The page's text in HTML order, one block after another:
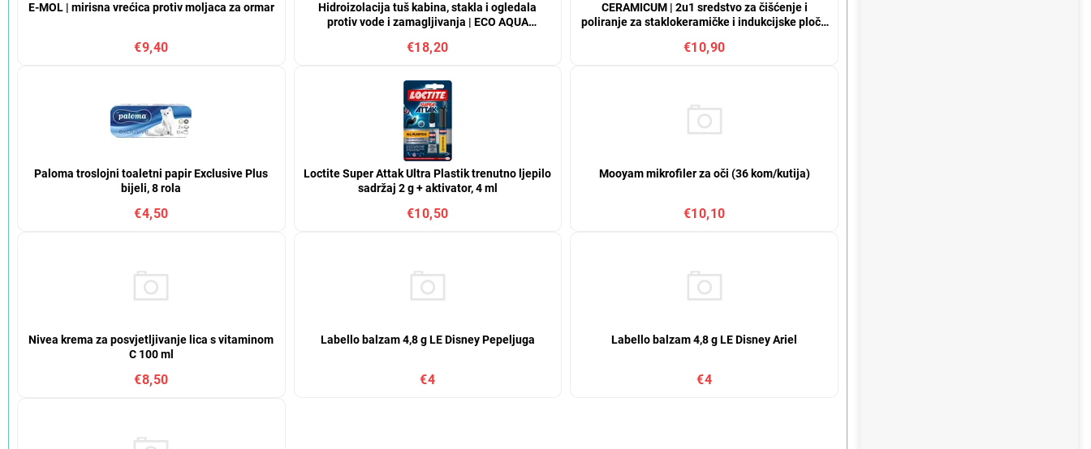
E-MOL | mirisna vrećica protiv moljaca za ormar
€9,40
Hidroizolacija tuš kabina, stakla i ogledala
protiv vode i zamagljivanja | ECO AQUA
€18,20
CERAMICUM | 2u1 sredstvo za čišćenje i
poliranje za staklokeramičke i indukcijske ploče
€10,90
Paloma troslojni toaletni papir Exclusive Plus
bijeli, 8 rola
€4,50
Loctite Super Attak Ultra Plastik trenutno ljepilo
sadržaj 2 g + aktivator, 4 ml
€10,50
Mooyam mikrofiler za oči (36 kom/kutija)
€10,10
Nivea krema za posvjetljivanje lica s vitaminom
C 100 ml
€8,50
Labello balzam 4,8 g LE Disney Pepeljuga
€4
Labello balzam 4,8 g LE Disney Ariel
€4